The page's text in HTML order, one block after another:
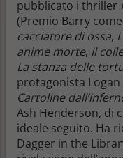
pubblicato i thriller
(Premio Barry
cacciatore di ossa,
anime morte, Il
La stanza delle
protagonista Logan
Cartoline
Ash Henderson, di
ideale seguito. Ha
Dagger in the